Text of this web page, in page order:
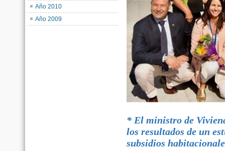
Año 2010
Año 2009
* El ministro de
los resultados de un
subsidios